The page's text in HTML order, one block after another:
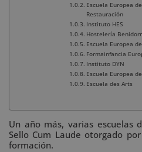
Escuela Europea
Restauración
Instituto HES
Hostelería
Escuela Europea
Formainfancia
Instituto DYN
Escuela Europea
Escuela des Arts
Un año más, varias escuelas
Sello Cum Laude otorgado
formación.